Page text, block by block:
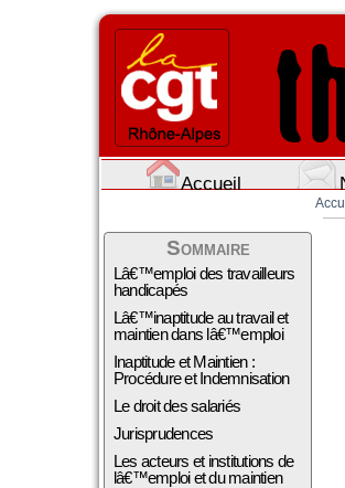
Accueil
Sommaire
Lâ€™emploi des travailleurs
handicapés
Lâ€™inaptitude au travail et
maintien dans lâ€™emploi
Inaptitude et Maintien :
Procédure et Indemnisation
Le droit des salariés
Jurisprudences
Les acteurs et institutions de
lâ€™emploi et du maintien